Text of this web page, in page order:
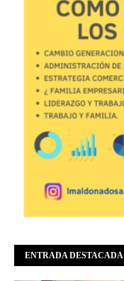
ENTRADA DESTACADA